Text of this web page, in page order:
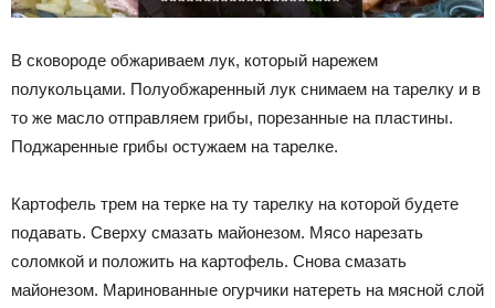
В сковороде обжариваем лук, который нарежем
полукольцами. Полуобжаренный лук снимаем на тарелку и в
то же масло отправляем грибы, порезанные на пластины.
Поджаренные грибы остужаем на тарелке.
Картофель трем на терке на ту тарелку на которой будете
подавать. Сверху смазать майонезом. Мясо нарезать
соломкой и положить на картофель. Снова смазать
майонезом. Маринованные огурчики натереть на мясной слой